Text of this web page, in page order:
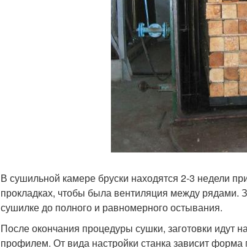
В сушильной камере бруски находятся 2-3 недели
прокладках, чтобы была вентиляция между
сушилке до полного и равномерного остывания.
После окончания процедуры сушки, заготовки идут
профилем. От вида настройки станка зависит